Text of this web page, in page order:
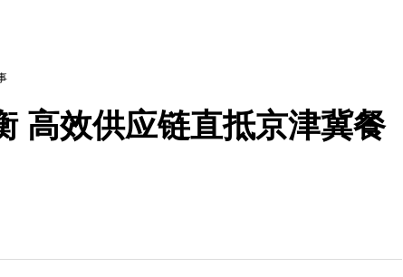
高效供应链直抵京津冀餐